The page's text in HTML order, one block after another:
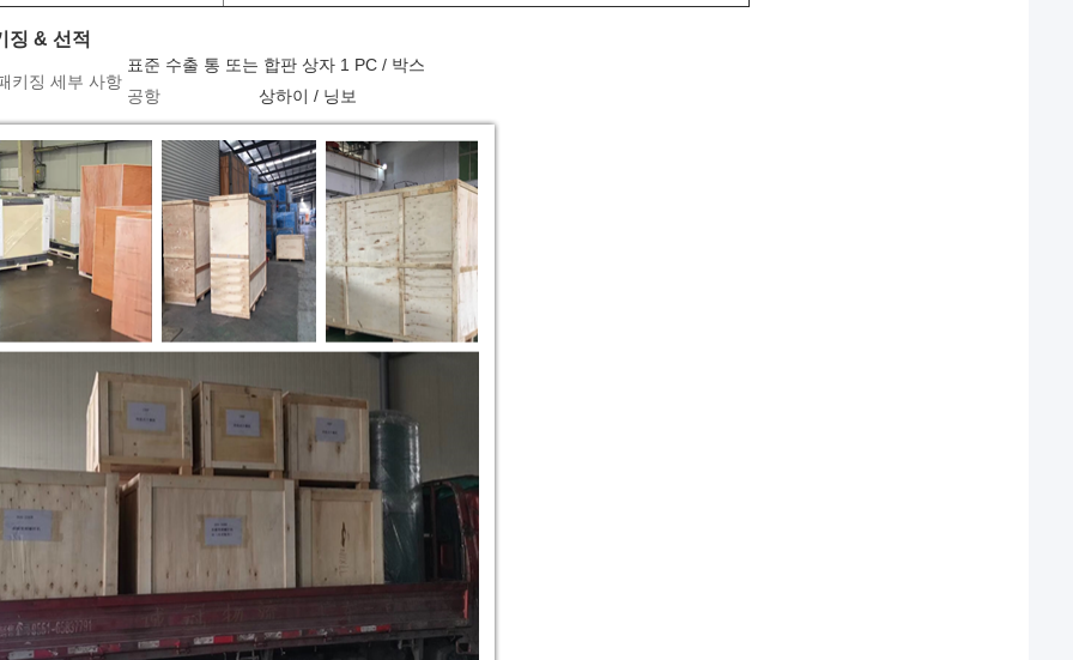
징 & 선적
키징 세부 사항
표준 수출 통 또는 합판 상자 1 PC / 박스
공항
상하이 / 닝보